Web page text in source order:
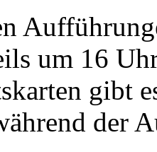
um 16
gibt
der